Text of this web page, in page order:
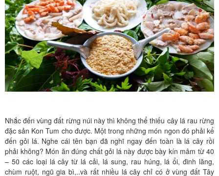
Nhắc đến vùng đất rừng núi này thì không thể thiếu cây lá rau rừng
đặc sản Kon Tum cho được. Một trong những món ngon đó phải kể
đến gỏi lá. Nghe cái tên bạn đã nghĩ ngay đến toàn là lá cây rồi
phải không? Món ăn đúng chất gỏi lá này được bày kín mâm từ 40
– 50 các loại lá cây từ lá cải, lá sung, rau húng, lá ổi, đinh lăng,
chùm ruột, ngũ gia bì,..và rất nhiều lá cây chỉ có ở vùng đất Tây